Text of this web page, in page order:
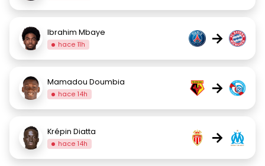
Ibrahim Mbaye
hace 11h →
Mamadou Doumbia
hace 14h →
Krépin Diatta
hace 14h →